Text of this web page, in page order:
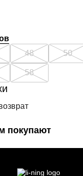
48 50
58
покупают